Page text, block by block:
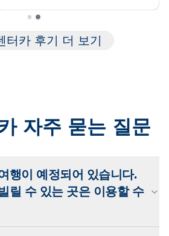
터카 후기 더 보기
자주 묻는 질문
행이 예정되어 있습니다.
릴 수 있는 곳은 이용할 수